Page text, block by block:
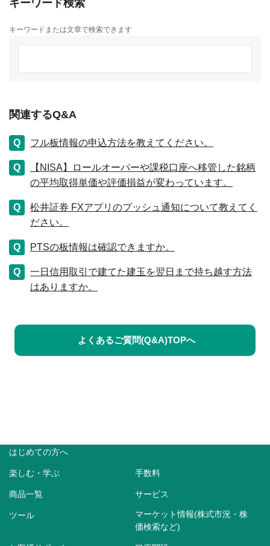
キーワード検索
キーワードまたは文章で検索できます
関連するQ&A
フル板情報の申込方法を教えてください。
【NISA】ロールオーバーや課税口座へ移管した銘柄
の平均取得単価や評価損益が変わっています。
松井証券 FXアプリのプッシュ通知について教えてく
ださい。
PTSの板情報は確認できますか。
一日信用取引で建てた建玉を翌日まで持ち越す方法
はありますか。
よくあるご質問(Q&A)TOPへ
はじめての方へ
楽しむ・学ぶ 手数料
商品一覧 サービス
ツール
マーケット情報(株式市況・株
価検索など)